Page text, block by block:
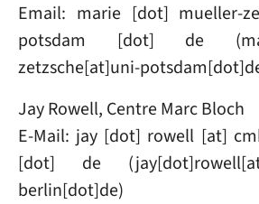
Email: marie[dot] mueller-
potsdam [dot] de
zetzsche[at]uni-
Jay Rowell, Centre Marc Bloch
E-Mail: jay [dot] rowell [at]
[dot] de
berlin[dot]de)